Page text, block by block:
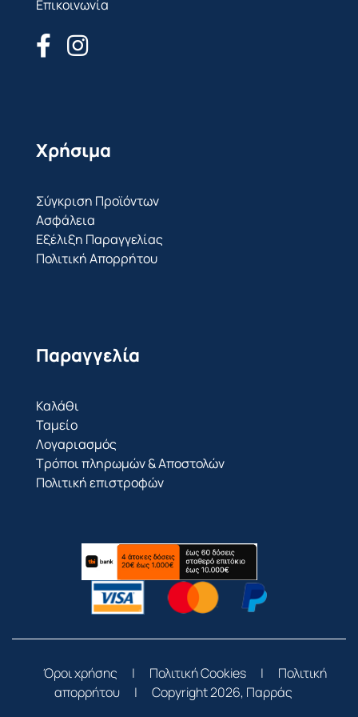
Επικοινωνία
Χρήσιμα
Σύγκριση Προϊόντων
Ασφάλεια
Εξέλιξη Παραγγελίας
Πολιτική Απορρήτου
Παραγγελία
Καλάθι
Ταμείο
Λογαριασμός
Τρόποι πληρωμών & Αποστολών
Πολιτική επιστροφών
Όροι χρήσης | Πολιτική Cookies |
Πολιτική
απορρήτου
| Copyright 2026, Παρράς